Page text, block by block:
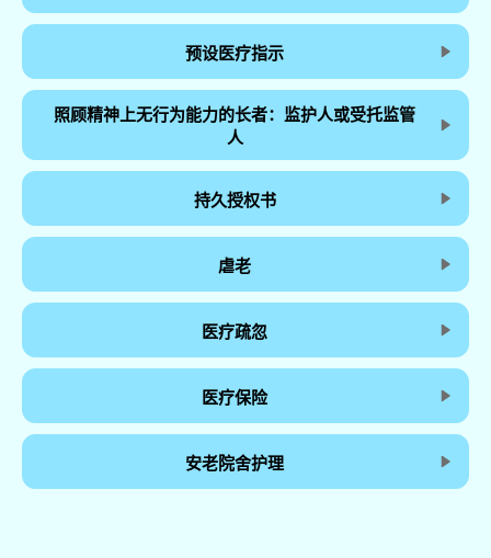
预设医疗指示
照顾精神上无行为能力的长者：监护人或受托监管
人
持久授权书
虐老
医疗疏忽
医疗保险
安老院舍护理